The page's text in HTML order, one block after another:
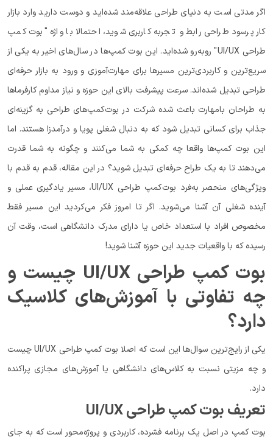
اگر مدتی است به دنیای طراحی علاقه‌مند شده‌اید و دوست دارید وارد بازار
کار پرسود طراحی رابط و تجربه کاربری شوید، احتمالا با واژه "بوت کمپ
طراحی UI/UX" روبه‌رو شده‌اید. این بوت کمپ‌ها در سال‌های اخیر به یکی از
سریع‌ترین و کاربردی‌ترین مسیرها برای مهارت‌آموزی و ورود به بازار حرفه‌ای
طراحی تبدیل شده‌اند. سرعت پیشرفت بالای این حوزه و نیاز مداوم کارفرماها
به طراحان بامهارت باعث شده شرکت در بوت‌کمپ‌های طراحی به گزینه‌ای
جذاب برای کسانی تبدیل شود که به دنبال شغلی پویا و درآمدزا هستند. اما
این بوت کمپ‌ها واقعا چه کمکی به شما می‌کنند و چگونه به شما قدرت
می‌دهند تا به یک طراح حرفه‌ای تبدیل شوید؟ در این مقاله، قدم به قدم با
ویژگی‌های منحصر به‌فرد بوت‌کمپ طراحی UI/UX، مسیر یادگیری عملی و
آینده شغلی آن آشنا می‌شوید. اگر تا امروز فکر می‌کردید این مسیر فقط
مخصوص افراد با استعداد خاص یا دارای مدرک دانشگاهی است، وقت آن
رسیده که با واقعیات جدید این حوزه آشنا شوید!
بوت کمپ طراحی UI/UX چیست و
چه تفاوتی با آموزش‌های کلاسیک
دارد؟
یکی از رایج‌ترین سوال‌ها این است که اصلا بوت کمپ طراحی UI/UX چیست
و چه مزیتی نسبت به کلاس‌های دانشگاهی یا آموزش‌های مجازی پراکنده
دارد.
تعریف بوت کمپ طراحی UI/UX
بوت کمپ در اصل یک برنامه فشرده، کاربردی و پروژه‌محور است که به جای